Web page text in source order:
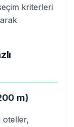
kriterleri
m)
oteller,